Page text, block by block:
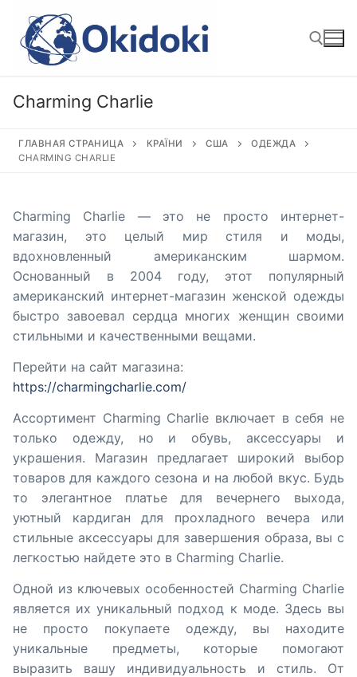
содержимому
Charming Charlie
ГЛАВНАЯ СТРАНИЦА КРАЇНИ США
ОДЕЖДА
CHARMING CHARLIE
Charming Charlie — это не просто интернет-
магазин, это целый мир стиля и моды,
вдохновленный американским шармом.
Основанный в 2004 году, этот популярный
американский интернет-магазин женской одежды
быстро завоевал сердца многих женщин своими
стильными и качественными вещами.
Перейти на сайт магазина:
https://charmingcharlie.com/
Ассортимент Charming Charlie включает в себя не
только одежду, но и обувь, аксессуары и
украшения. Магазин предлагает широкий выбор
товаров для каждого сезона и на любой вкус. Будь
то элегантное платье для вечернего выхода,
уютный кардиган для прохладного вечера или
стильные аксессуары для завершения образа, вы с
легкостью найдете это в Charming Charlie.
Одной из ключевых особенностей Charming Charlie
является их уникальный подход к моде. Здесь вы
не просто покупаете одежду, вы находите
уникальные предметы, которые помогают
выразить вашу индивидуальность и стиль. От